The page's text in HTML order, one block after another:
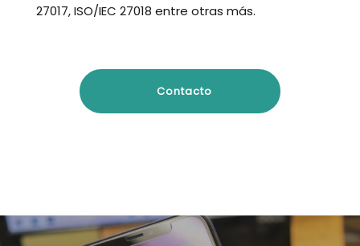
27017, ISO/IEC 27018 entre otras más.
Contacto